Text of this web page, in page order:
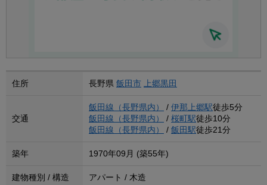
住所 長野県 飯田市 上郷黒田
交通
飯田線（長野県内） / 伊那上郷駅徒歩5分
飯田線（長野県内）
/ 桜町駅徒歩10分
飯田線（長野県内）
/ 飯田駅徒歩21分
築年 1970年09月 (築55年)
建物種別 / 構造 アパート / 木造